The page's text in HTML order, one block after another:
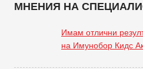
МНЕНИЯ НА
Имам отлични
на Имунобор Кидс